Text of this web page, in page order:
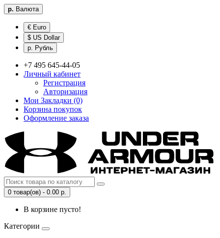
р. Валюта
€ Euro
$ US Dollar
р. Рубль
+7 495 645-44-05
Личный кабинет
Регистрация
Авторизация
Мои Закладки (0)
Корзина покупок
Оформление заказа
0 товар(ов) - 0.00 р.
В корзине пусто!
Категории